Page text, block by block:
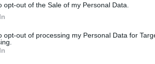
opt-out of the Sale of my Personal Data.
opt-out of processing my Personal Data for
È un punto di vista sul mondo, un
speciale di follia, ma è una meravigliosa
E in un certo senso quei sogni si